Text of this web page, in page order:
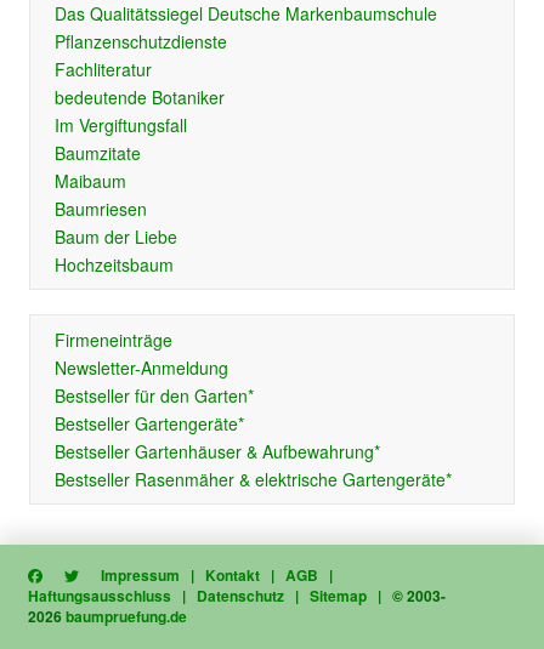
Das Qualitätssiegel Deutsche Markenbaumschule
Pflanzenschutzdienste
Fachliteratur
bedeutende Botaniker
Im Vergiftungsfall
Baumzitate
Maibaum
Baumriesen
Baum der Liebe
Hochzeitsbaum
Firmeneinträge
Newsletter-Anmeldung
Bestseller für den Garten*
Bestseller Gartengeräte*
Bestseller Gartenhäuser & Aufbewahrung*
Bestseller Rasenmäher & elektrische Gartengeräte*
Impressum | Kontakt |AGB |
Haftungsausschluss | Datenschutz |Sitemap | © 2003-
2026baumpruefung.de